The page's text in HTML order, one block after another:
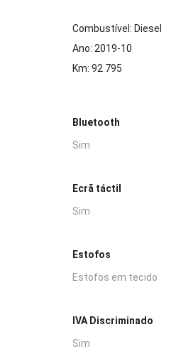
Combustível: Diesel
Ano: 2019-10
Km: 92 795
Bluetooth
Sim
Ecrã táctil
Sim
Estofos
Estofos em tecido
IVA Discriminado
Sim